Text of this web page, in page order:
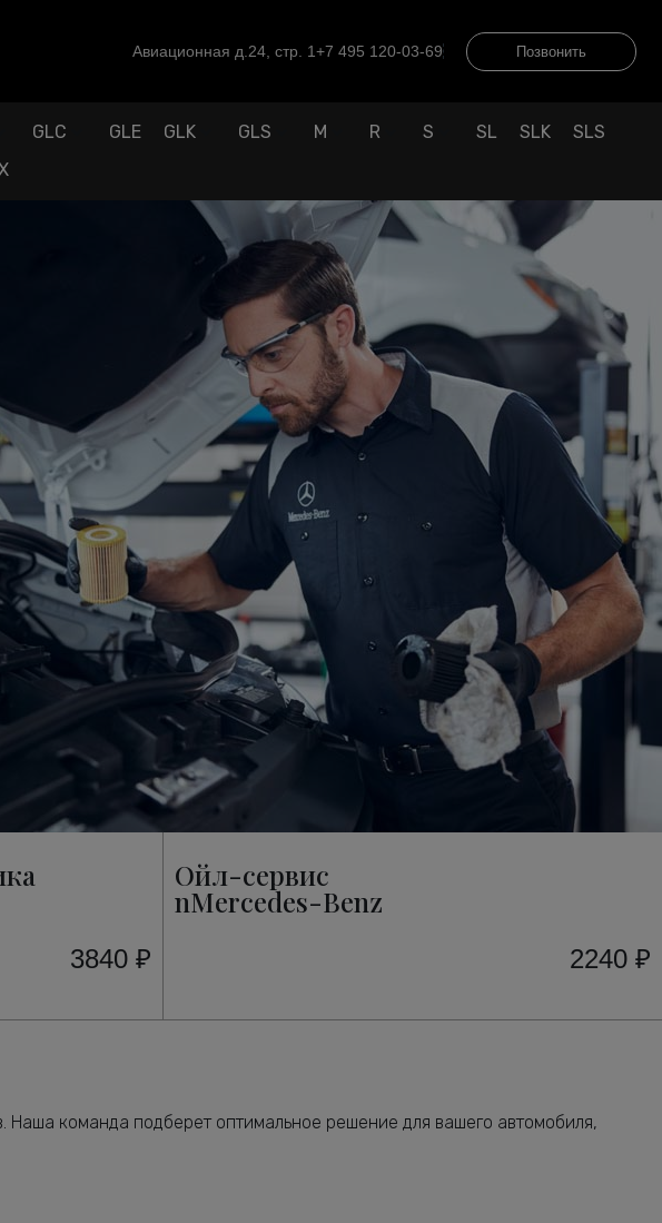
Авиационная д.24, стр. 1+7 495 120-03-69 Позвонить
GLC GLE GLK GLS M R S SL SLK
SLS
3840 ₽
Ойл-сервис
nMercedes-Benz
2240 ₽
Наша команда подберет оптимальное решение для вашего автомобиля,